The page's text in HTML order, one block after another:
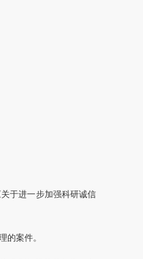
于进一步加强科研诚信
的案件。